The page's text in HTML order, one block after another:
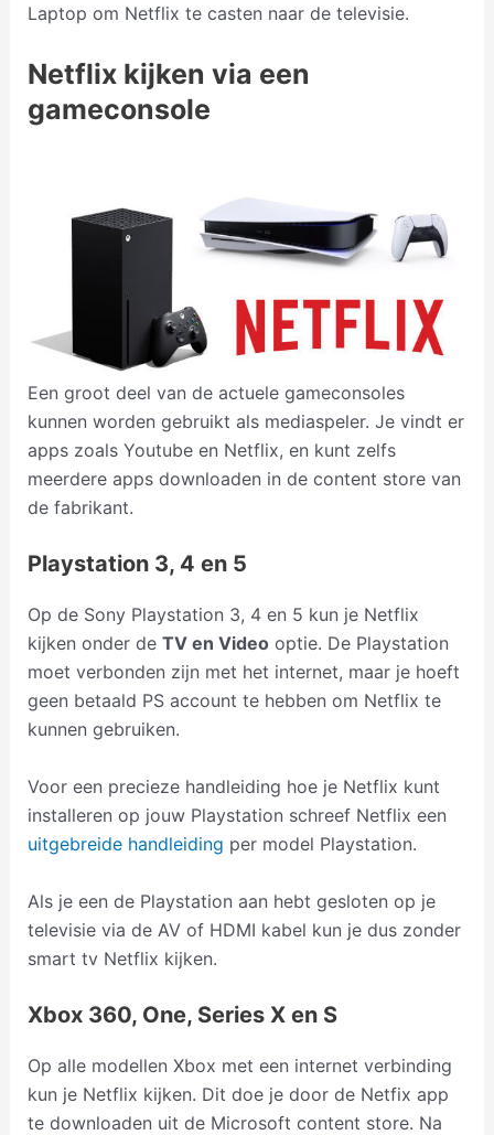
Laptop om Netflix te casten naar de televisie.
Netflix kijken via een
gameconsole
Een groot deel van de actuele gameconsoles
kunnen worden gebruikt als mediaspeler. Je vindt er
apps zoals Youtube en Netflix, en kunt zelfs
meerdere apps downloaden in de content store van
de fabrikant.
Playstation 3, 4 en 5
Op de Sony Playstation 3, 4 en 5 kun je Netflix
kijken onder de TV en Videooptie. De Playstation
moet verbonden zijn met het internet, maar je hoeft
geen betaald PS account te hebben om Netflix te
kunnen gebruiken.
Voor een precieze handleiding hoe je Netflix kunt
installeren op jouw Playstation schreef Netflix een
uitgebreide handleiding per model Playstation.
Als je een de Playstation aan hebt gesloten op je
televisie via de AV of HDMI kabel kun je dus zonder
smart tv Netflix kijken.
Xbox 360, One, Series X en S
Op alle modellen Xbox met een internet verbinding
kun je Netflix kijken. Dit doe je door de Netfix app
te downloaden uit de Microsoft content store. Na